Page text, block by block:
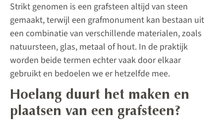
Strikt genomen is een grafsteen altijd van steen
gemaakt, terwijl een grafmonument kan bestaan uit
een combinatie van verschillende materialen, zoals
natuursteen, glas, metaal of hout. In de praktijk
worden beide termen echter vaak door elkaar
gebruikt en bedoelen we er hetzelfde mee.
Hoelang duurt het maken en
plaatsen van een grafsteen?